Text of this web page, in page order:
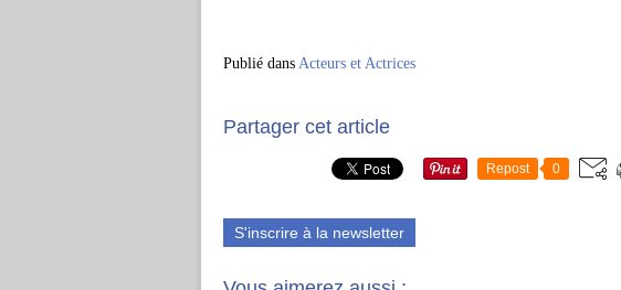
Publié dans Acteurs et Actrices
Partager cet article
Repost 0
S'inscrire à la newsletter